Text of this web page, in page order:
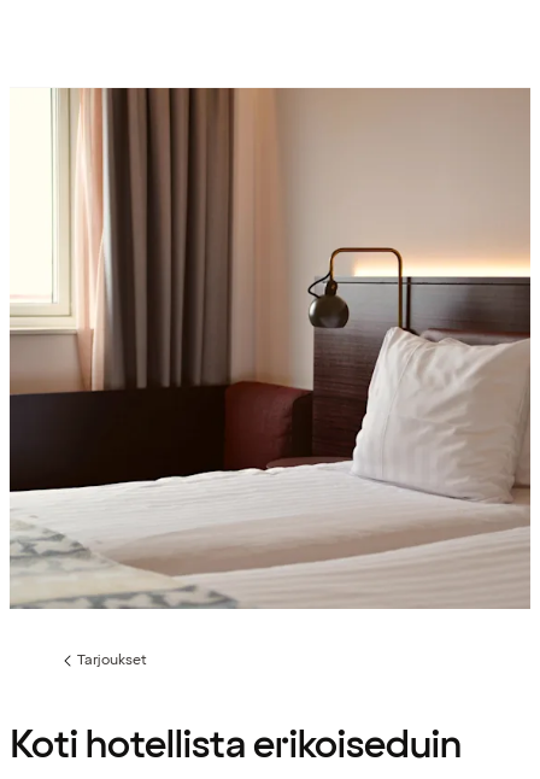
Edellinen
Tarjoukset
Koti hotellista erikoiseduin